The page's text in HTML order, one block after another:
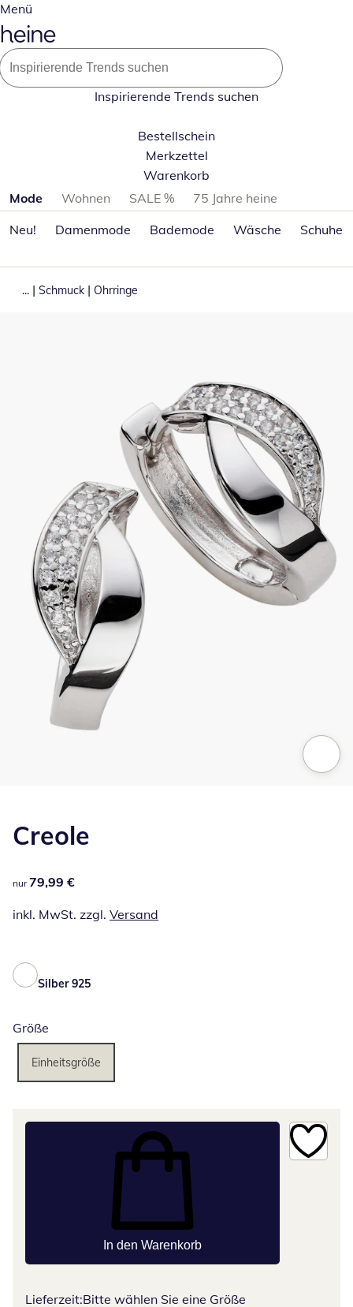
Menü
Inspirierende Trends suchen
Bestellschein
Merkzettel
Warenkorb
Produktkategorien überspringen
Mode Wohnen SALE %
75 Jahre heine
Neu!
Damenmode Bademode Wäsche Schuhe
... | Schmuck | Ohrringe
Creole
79,99 €
nur 79,99 €
inkl. MwSt. zzgl. Versand
Silber 925
Größe
Einheitsgröße
In den Warenkorb
Lieferzeit:Bitte wählen Sie eine Größe